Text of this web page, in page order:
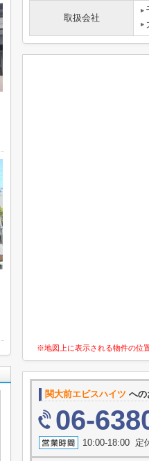
取扱会社
※地図上に表示される物件の位
関大前エビスハイツ へ
06-
10:00-18:00 定